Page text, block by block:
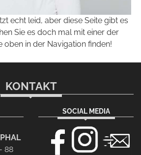
echt leid, aber diese Seite gibt es
Sie es doch mal mit einer der
oben in der Navigation finden!
KONTAKT
88
SOCIAL MEDIA